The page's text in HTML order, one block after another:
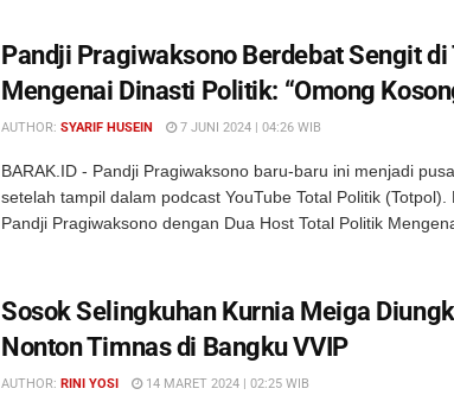
Pandji Pragiwaksono Berdebat Sengit di
Mengenai Dinasti Politik: “Omong
AUTHOR: SYARIF HUSEIN 7 JUNI 2024 | 04:26 WIB
BARAK.ID - Pandji Pragiwaksono baru-baru ini menjadi
setelah tampil dalam podcast YouTube Total Politik (Totpol).
Pandji Pragiwaksono dengan Dua Host Total Politik
Sosok Selingkuhan Kurnia Meiga
Nonton Timnas di Bangku VVIP
AUTHOR: RINI YOSI 14 MARET 2024 | 02:25 WIB